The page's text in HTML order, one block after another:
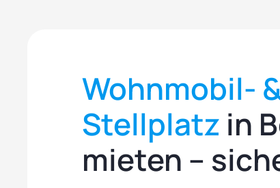
Wohnmobil-
Stellplatz in
mieten –